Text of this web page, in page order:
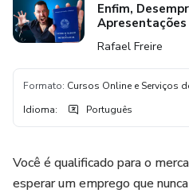
Enfim,
Rafael Freire
Formato: Cursos Online e Serviços
Idioma: Português
Você é qualificado para o
esperar um emprego que